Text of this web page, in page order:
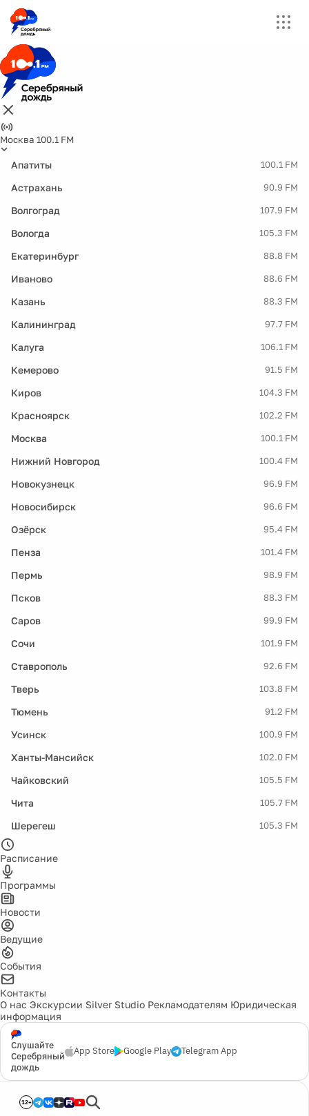
Москва 100.1 FM
Апатиты 100.1 FM
Астрахань 90.9 FM
Волгоград 107.9 FM
Вологда 105.3 FM
Екатеринбург 88.8 FM
Иваново 88.6 FM
Казань 88.3 FM
Калининград 97.7 FM
Калуга 106.1 FM
Кемерово 91.5 FM
Киров 104.3 FM
Красноярск 102.2 FM
Москва 100.1 FM
Нижний Новгород 100.4 FM
Новокузнецк 96.9 FM
Новосибирск 96.6 FM
Озёрск 95.4 FM
Пенза 101.4 FM
Пермь 98.9 FM
Псков 88.3 FM
Саров 99.9 FM
Сочи 101.9 FM
Ставрополь 92.6 FM
Тверь 103.8 FM
Тюмень 91.2 FM
Усинск 100.9 FM
Ханты-Мансийск 102.0 FM
Чайковский 105.5 FM
Чита 105.7 FM
Шерегеш 105.3 FM
Расписание
Программы
Новости
Ведущие
События
Контакты
О нас Экскурсии Silver Studio Рекламодателям Юридическая
информация
Слушайте
Серебряный
дождь
App Store Google Play Telegram App
12+